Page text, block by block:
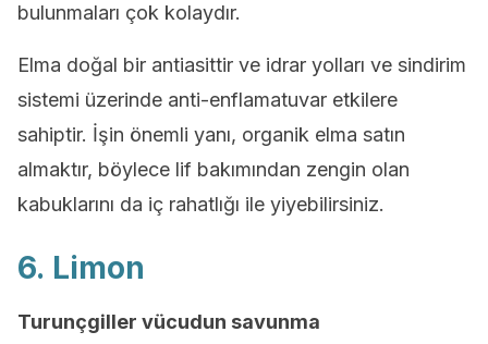
bulunmaları çok kolaydır.
Elma doğal bir antiasittir ve idrar yolları ve sindirim
sistemi üzerinde anti-enflamatuvar etkilere
sahiptir. İşin önemli yanı, organik elma satın
almaktır, böylece lif bakımından zengin olan
kabuklarını da iç rahatlığı ile yiyebilirsiniz.
6. Limon
Turunçgiller vücudun savunma